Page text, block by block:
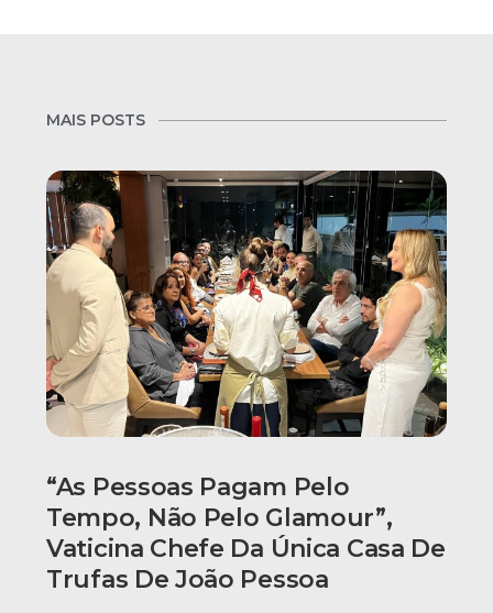
MAIS POSTS
“As Pessoas Pagam Pelo
Tempo, Não Pelo Glamour”,
Vaticina Chefe Da Única Casa De
Trufas De João Pessoa